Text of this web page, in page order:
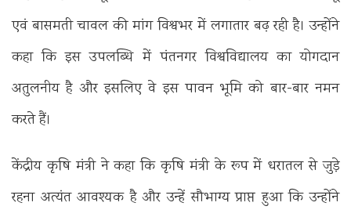
एवं बासमती चावल की मांग विश्वभर में लगातार बढ़ रही है। उन्होंने
कहा कि इस उपलब्धि में पंतनगर विश्वविद्यालय का योगदान
अतुलनीय है और इसलिए वे इस पावन भूमि को बार-बार नमन
करते हैं।
केंद्रीय कृषि मंत्री ने कहा कि कृषि मंत्री के रूप में धरातल से जुड़े
रहना अत्यंत आवश्यक है और उन्हें सौभाग्य प्राप्त हुआ कि उन्होंने